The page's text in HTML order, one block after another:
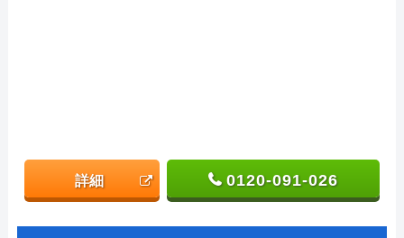
詳細 0120-091-026